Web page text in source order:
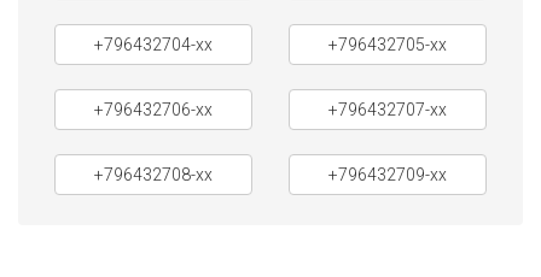
+796432704-xx +796432705-xx
+796432706-xx +796432707-xx
+796432708-xx +796432709-xx